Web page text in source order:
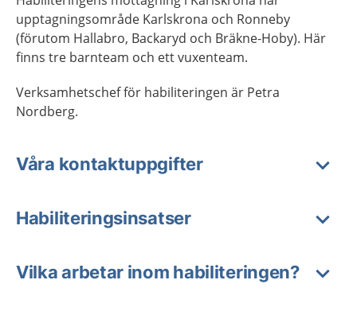
upptagningsområde Karlskrona och Ronneby
(förutom Hallabro, Backaryd och Bräkne-Hoby). Här
finns tre barnteam och ett vuxenteam.
Verksamhetschef för habiliteringen är Petra
Nordberg.
Våra kontaktuppgifter
Habiliteringsinsatser
Vilka arbetar inom habiliteringen?